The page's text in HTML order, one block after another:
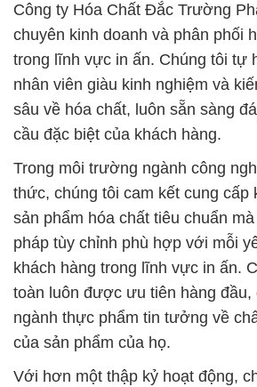
Công ty Hóa Chất Đắc Trường
chuyên kinh doanh và phân phối
trong lĩnh vực in ấn. Chúng tôi tự
nhân viên giàu kinh nghiệm và
sâu về hóa chất, luôn sẵn sàng
cầu đặc biệt của khách hàng.
Trong môi trường ngành công
thức, chúng tôi cam kết cung cấp
sản phẩm hóa chất tiêu chuẩn
pháp tùy chỉnh phù hợp với mỗi
khách hàng trong lĩnh vực in ấn.
toàn luôn được ưu tiên hàng đầu,
ngành thực phẩm tin tưởng về
của sản phẩm của họ.
Với hơn một thập kỷ hoạt động,